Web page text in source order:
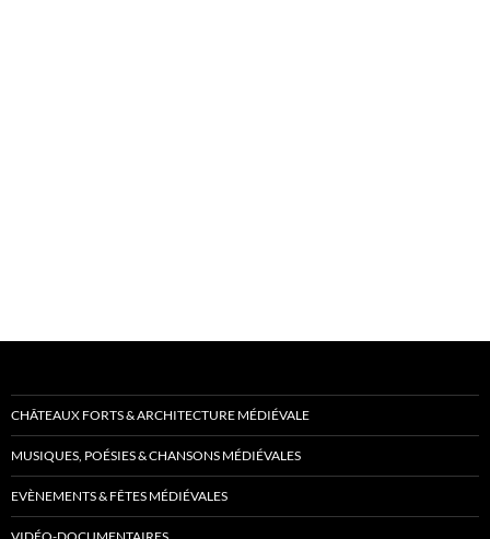
CHÂTEAUX FORTS & ARCHITECTURE MÉDIÉVALE
MUSIQUES, POÉSIES & CHANSONS MÉDIÉVALES
EVÈNEMENTS & FÊTES MÉDIÉVALES